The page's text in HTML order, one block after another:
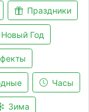
Праздники
Новый Год
Часы
Зима